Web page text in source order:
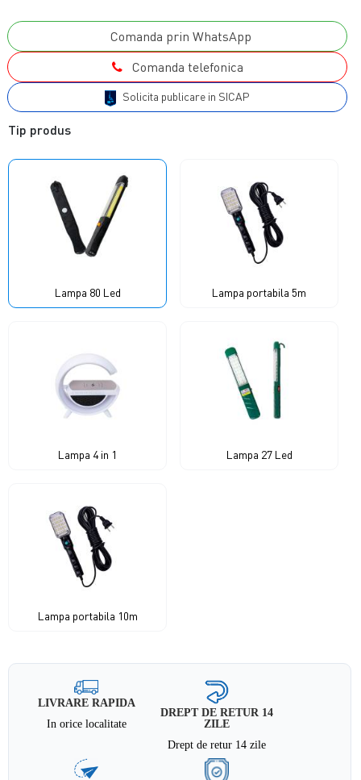
Comanda prin WhatsApp
Comanda telefonica
Solicita publicare in SICAP
Tip produs
Lampa 80 Led Lampa portabila 5m
Lampa 4 in 1 Lampa 27 Led
Lampa portabila 10m
LIVRARE RAPIDA
In orice localitate
DREPT DE RETUR 14
ZILE
Drept de retur 14 zile